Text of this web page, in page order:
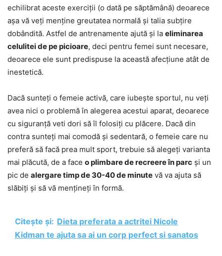
echilibrat aceste exerciții (o dată pe săptămână) deoarece
așa vă veți menține greutatea normală și talia subțire
dobândită. Astfel de antrenamente ajută și la eliminarea
celulitei de pe picioare, deci pentru femei sunt necesare,
deoarece ele sunt predispuse la această afecțiune atât de
inestetică.
Dacă sunteți o femeie activă, care iubește sportul, nu veți
avea nici o problemă în alegerea acestui aparat, deoarece
cu siguranță veti dori să îl folosiți cu plăcere. Dacă din
contra sunteți mai comodă și sedentară, o femeie care nu
preferă să facă prea mult sport, trebuie să alegeți varianta
mai plăcută, de a face o plimbare de recreere în parc și un
pic de alergare timp de 30-40 de minute vă va ajuta să
slăbiți și să vă mențineți în formă.
Citește și: Dieta preferata a actritei Nicole
Kidman te ajuta sa ai un corp perfect si sanatos